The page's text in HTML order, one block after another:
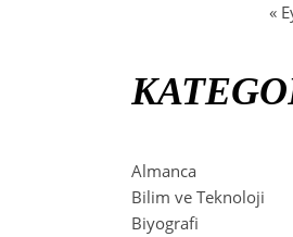
«
Almanca
Bilim ve Teknoloji
Biyografi